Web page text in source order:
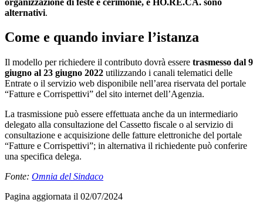
alternativi.
Come e quando inviare l’istanza
Il modello per richiedere il contributo dovrà essere trasmesso dal 9
giugno al 23 giugno 2022 utilizzando i canali telematici delle
Entrate o il servizio web disponibile nell’area riservata del portale
“Fatture e Corrispettivi” del sito internet dell’Agenzia.
La trasmissione può essere effettuata anche da un intermediario
delegato alla consultazione del Cassetto fiscale o al servizio di
consultazione e acquisizione delle fatture elettroniche del portale
“Fatture e Corrispettivi”; in alternativa il richiedente può conferire
una specifica delega.
Fonte: Omnia del Sindaco
Pagina aggiornata il 02/07/2024